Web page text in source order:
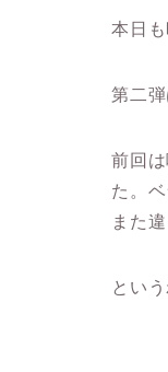
本日
第二弾
前回
た。
また
とい